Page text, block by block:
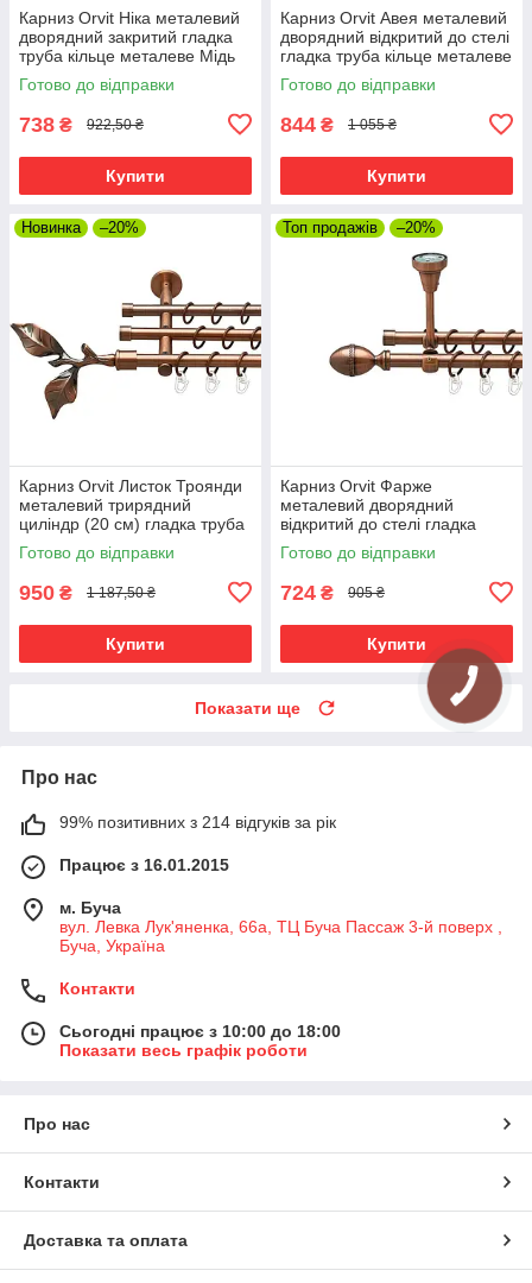
Карниз Orvit Ніка металевий
дворядний закритий гладка
труба кільце металеве Мідь
16\16 мм 120 см (00-
00019915)
Готово до відправки
738 ₴ 922,50 ₴
Купити
Карниз Orvit Авея металевий
дворядний відкритий до стелі
гладка труба кільце металеве
Мідь 16\16 мм 120 см (00-
00020021)
Готово до відправки
844 ₴ 1 055 ₴
Купити
Новинка –20%
Карниз Orvit Листок Троянди
металевий трирядний
циліндр (20 см) гладка труба
кільце металеве Мідь
16\16\16 мм 120 см (00-
Готово до відправки
950 ₴ 1 187,50 ₴
Купити
Топ продажів –20%
Карниз Orvit Фарже
металевий дворядний
відкритий до стелі гладка
труба кільце металеве Мідь
16\16 мм 120 см (00-
Готово до відправки
724 ₴ 905 ₴
Купити
Показати ще
Про нас
99% позитивних з 214 відгуків за рік
Працює з 16.01.2015
м. Буча
вул. Левка Лук'яненка, 66а, ТЦ Буча Пассаж 3-й поверх ,
Буча, Україна
Контакти
Сьогодні працює з 10:00 до 18:00
Показати весь графік роботи
Про нас
Контакти
Доставка та оплата